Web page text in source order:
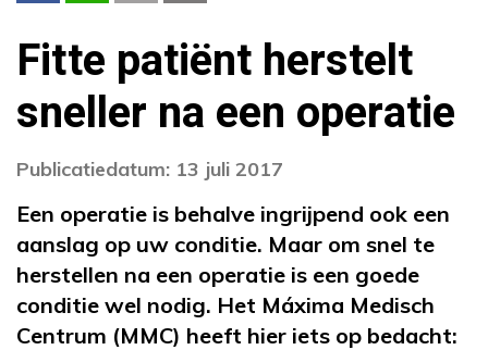
Fitte patiënt herstelt
sneller na een operatie
Publicatiedatum: 13 juli 2017
Een operatie is behalve ingrijpend ook een
aanslag op uw conditie. Maar om snel te
herstellen na een operatie is een goede
conditie wel nodig. Het Máxima Medisch
Centrum (MMC) heeft hier iets op bedacht: